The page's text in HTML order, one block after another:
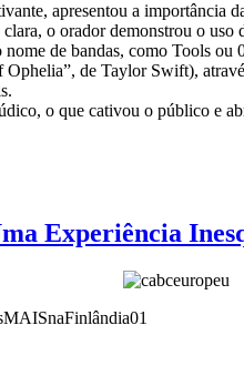
apresentou a importância
o orador demonstrou o
nome de bandas, como Tools ou
de Taylor Swift),
o que cativou o público e
Experiência